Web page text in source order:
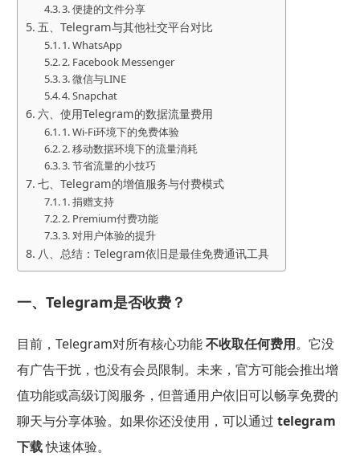
3. 便捷的文件分享
五、Telegram与其他社交平台对比
1. WhatsApp
2. Facebook Messenger
3. 微信与LINE
4. Snapchat
六、使用Telegram的数据流量费用
1. Wi-Fi环境下的免费体验
2. 移动数据环境下的流量消耗
3. 节省流量的小技巧
七、Telegram的增值服务与付费模式
1. 捐赠支持
2. Premium付费功能
3. 对用户体验的提升
八、总结：Telegram依旧是最佳免费通讯工具
一、Telegram是否收费？
目前，Telegram对所有核心功能不收取任何费用。它没
有广告干扰，也没有会员限制。未来，官方可能会推出增
值功能或高级订阅服务，但普通用户依旧可以畅享免费的
聊天与分享体验。如果你还没使用，可以通过 telegram
下载快速体验。